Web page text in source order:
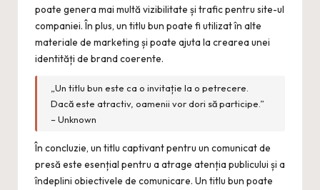
poate genera mai multă vizibilitate și trafic pentru site-ul
companiei. În plus, un titlu bun poate fi utilizat în alte
materiale de marketing și poate ajuta la crearea unei
identități de brand coerente.
„Un titlu bun este ca o invitație la o petrecere.
Dacă este atractiv, oamenii vor dori să participe.”
– Unknown
În concluzie, un titlu captivant pentru un comunicat de
presă este esențial pentru a atrage atenția publicului și a
îndeplini obiectivele de comunicare. Un titlu bun poate